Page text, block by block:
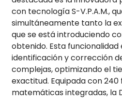
con tecnología S-V.P.A.M.,
simultáneamente tanto la
que se está introduciendo
obtenido. Esta
identificación y corrección
complejas, optimizando el
exactitud. Equipada con 240
matemáticas integradas, la